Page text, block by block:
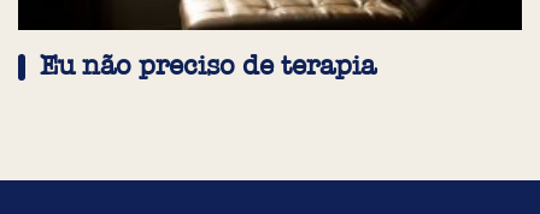
Eu não preciso de terapia